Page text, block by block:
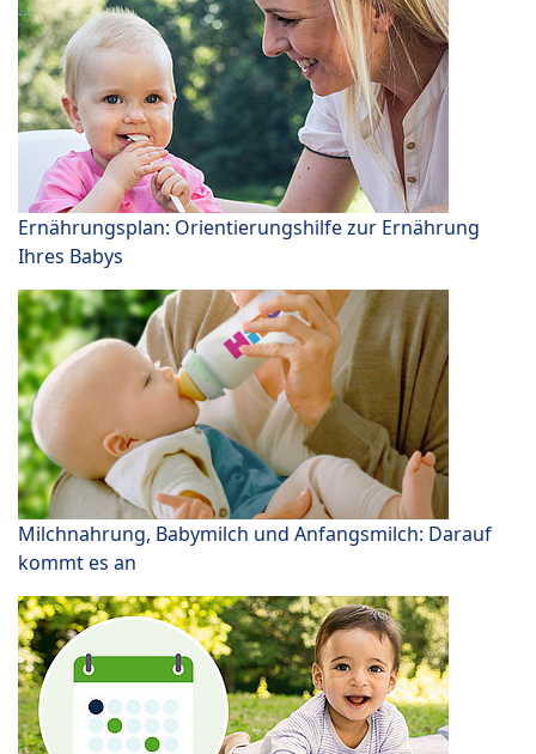
Ernährungsplan: Orientierungshilfe zur Ernährung
Ihres Babys
Milchnahrung, Babymilch und Anfangsmilch: Darauf
kommt es an